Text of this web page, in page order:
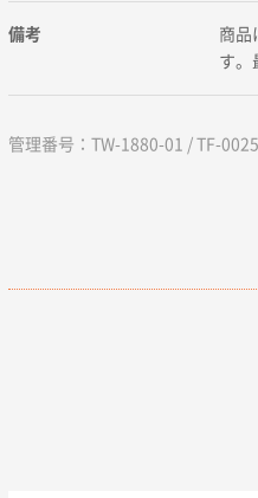
備考
商品
す。
管理番号：TW-1880-01 / TF-